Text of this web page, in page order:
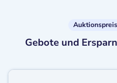
Gebote und